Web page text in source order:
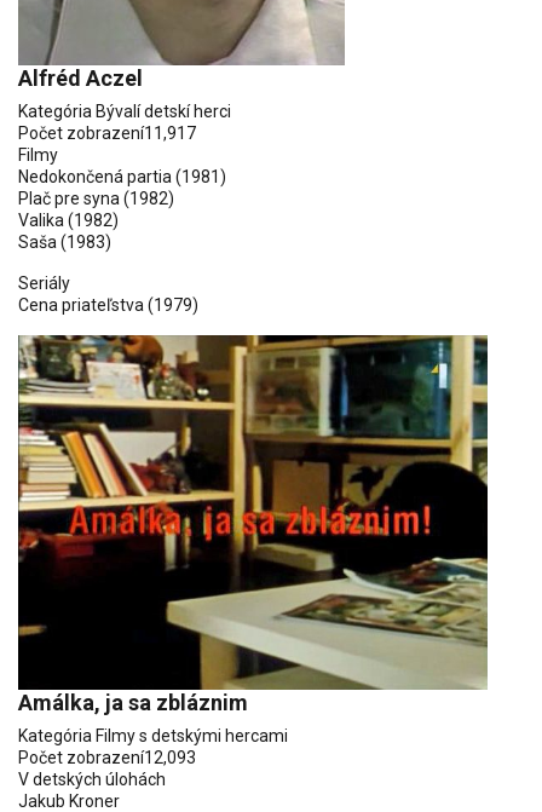
Alfréd Aczel
Kategória Bývalí detskí herci
Počet zobrazení11,917
Filmy
Nedokončená partia (1981)
Plač pre syna (1982)
Valika (1982)
Saša (1983)
Seriály
Cena priateľstva (1979)
Amálka, ja sa zbláznim
Kategória Filmy s detskými hercami
Počet zobrazení12,093
V detských úlohách
Jakub Kroner